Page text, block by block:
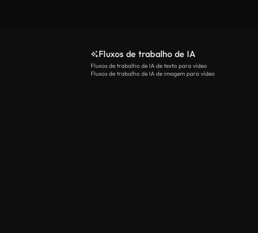
Fluxos de trabalho de IA
Fluxos de trabalho de IA de texto para vídeo
Fluxos de trabalho de IA de imagem para vídeo